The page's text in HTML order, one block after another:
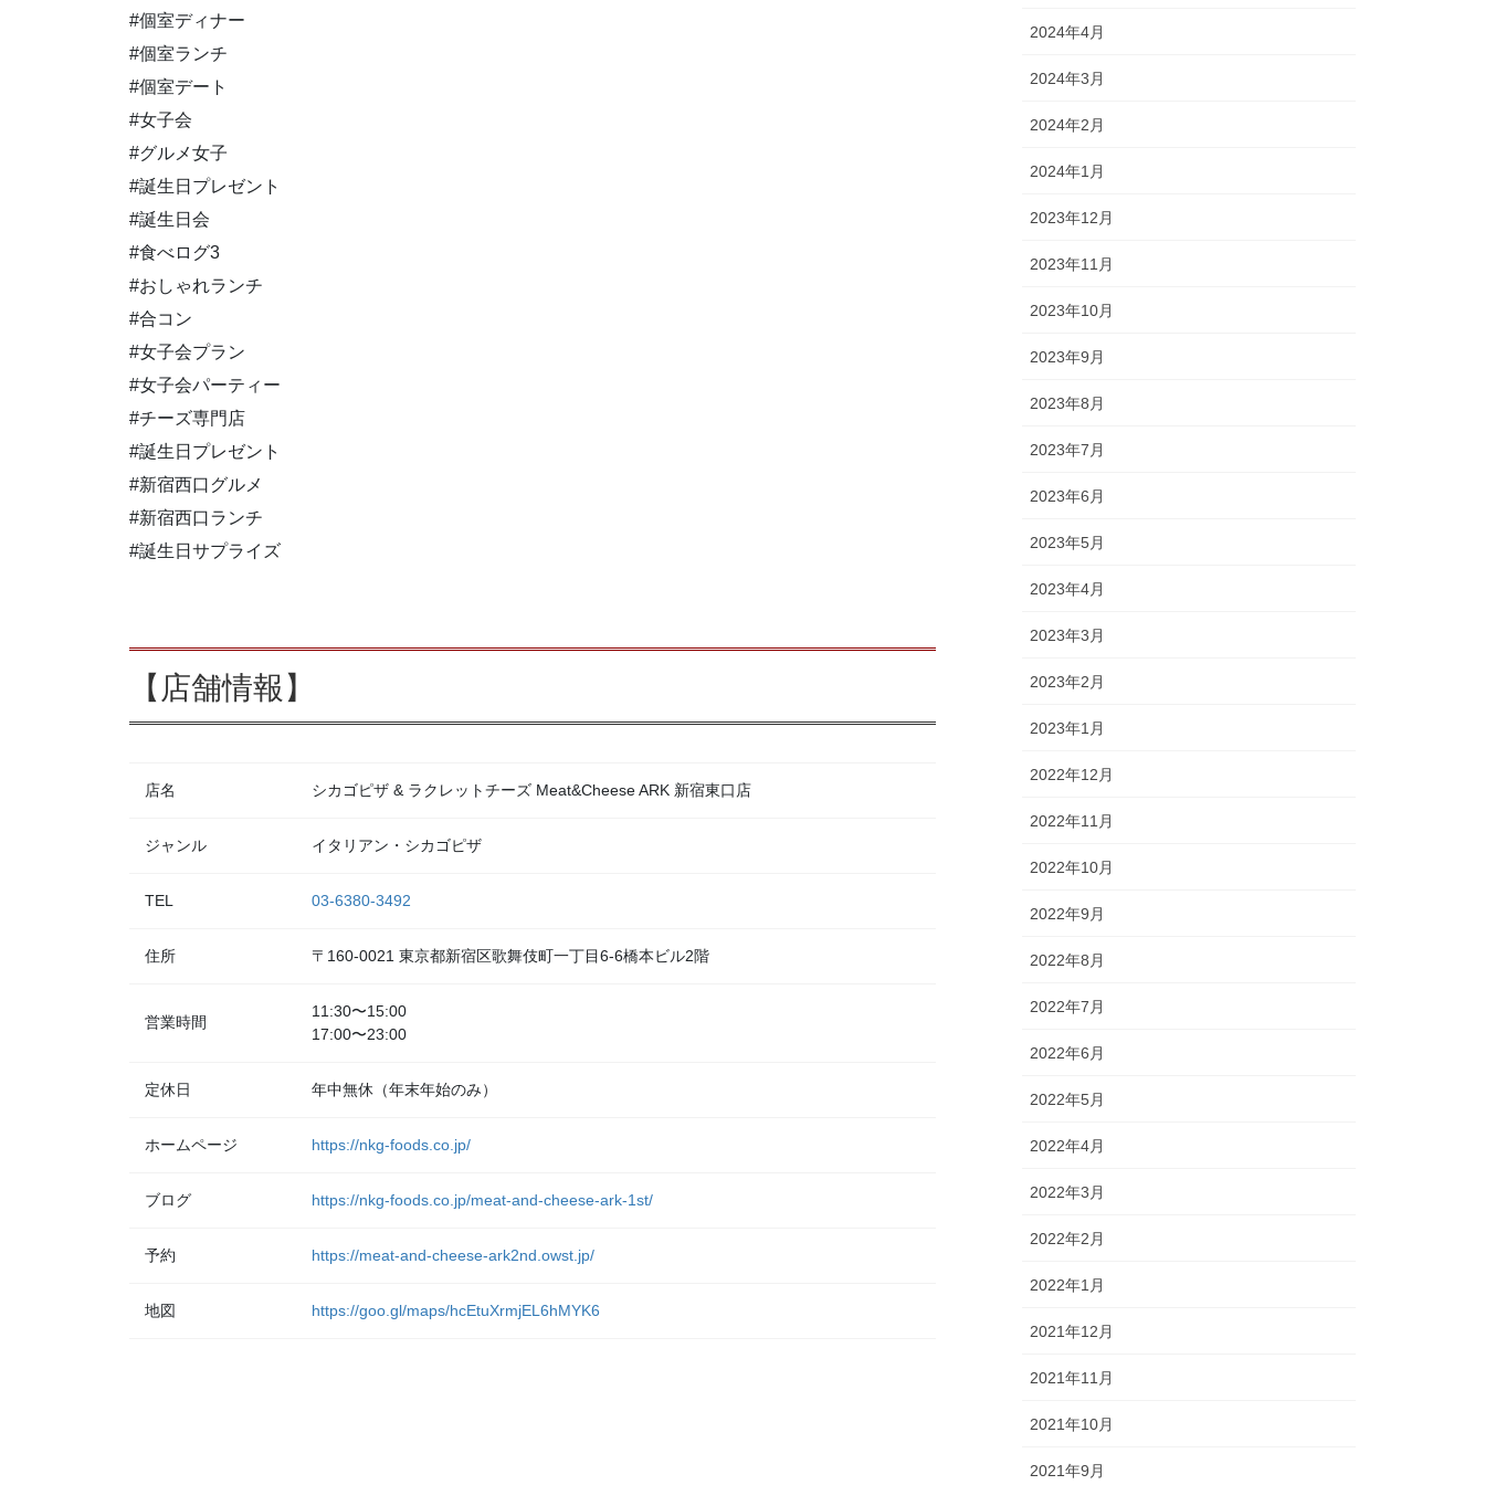
#個室ディナー
#個室ランチ
#個室デート
#女子会
#グルメ女子
#誕生日プレゼント
#誕生日会
#食べログ3
#おしゃれランチ
#合コン
#女子会プラン
#女子会パーティー
#チーズ専門店
#誕生日プレゼント
#新宿西口グルメ
#新宿西口ランチ
#誕生日サプライズ
【店舗情報】
店名 シカゴピザ & ラクレットチーズ Meat&Cheese ARK 新宿東口店
ジャンル イタリアン・シカゴピザ
TEL 03-6380-3492
住所 〒160-0021 東京都新宿区歌舞伎町一丁目6-6橋本ビル2階
営業時間
11:30〜15:00
17:00〜23:00
定休日 年中無休（年末年始のみ）
ホームページ https://nkg-foods.co.jp/
ブログ https://nkg-foods.co.jp/meat-and-cheese-ark-1st/
予約 https://meat-and-cheese-ark2nd.owst.jp/
地図 https://goo.gl/maps/hcEtuXrmjEL6hMYK6
2024年4月
2024年3月
2024年2月
2024年1月
2023年12月
2023年11月
2023年10月
2023年9月
2023年8月
2023年7月
2023年6月
2023年5月
2023年4月
2023年3月
2023年2月
2023年1月
2022年12月
2022年11月
2022年10月
2022年9月
2022年8月
2022年7月
2022年6月
2022年5月
2022年4月
2022年3月
2022年2月
2022年1月
2021年12月
2021年11月
2021年10月
2021年9月